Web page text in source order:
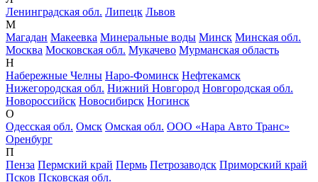
Ленинградская обл. Липецк Львов
М
Магадан Макеевка Минеральные воды Минск Минская обл.
Москва Московская обл. Мукачево Мурманская область
Н
Набережные Челны Наро-Фоминск Нефтекамск
Нижегородская обл. Нижний Новгород Новгородская обл.
Новороссийск Новосибирск Ногинск
О
Одесская обл. Омск Омская обл. ООО «Нара Авто Транс»
Оренбург
П
Пенза Пермский край Пермь Петрозаводск Приморский край
Псков Псковская обл.